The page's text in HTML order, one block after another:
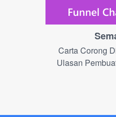
Carta Corong
Ulasan